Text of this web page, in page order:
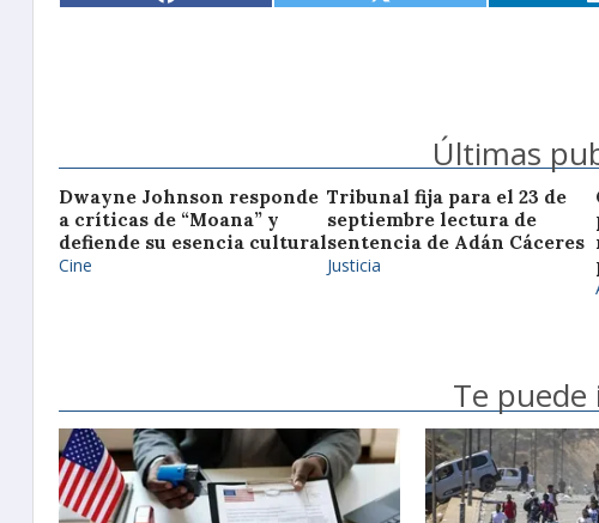
Últimas
Dwayne Johnson responde
a críticas de “Moana” y
defiende su esencia cultural
Cine
Tribunal fija para el 23 de
septiembre lectura de
sentencia de Adán Cáceres
Justicia
Te